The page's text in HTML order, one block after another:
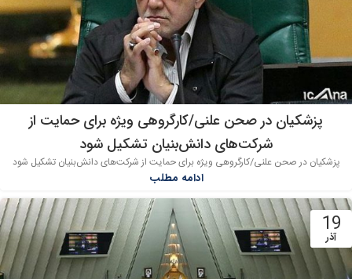
پزشکیان در صحن علنی/کارگروهی ویژه برای حمایت از
شرکت‌های دانش‌بنیان تشکیل شود
پزشکیان در صحن علنی/کارگروهی ویژه برای حمایت از شرکت‌های دانش‌بنیان تشکیل شود
ادامه مطلب
19
آذر